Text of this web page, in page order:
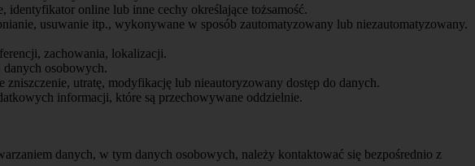
online lub inne cechy określające tożsamość.
usuwanie itp., wykonywane w sposób zautomatyzowany lub niezautomatyzowany.
zachowania, lokalizacji.
osobowych.
utratę, modyfikację lub nieautoryzowany dostęp do danych.
informacji, które są przechowywane oddzielnie.
danych, w tym danych osobowych, należy kontaktować się bezpośrednio z